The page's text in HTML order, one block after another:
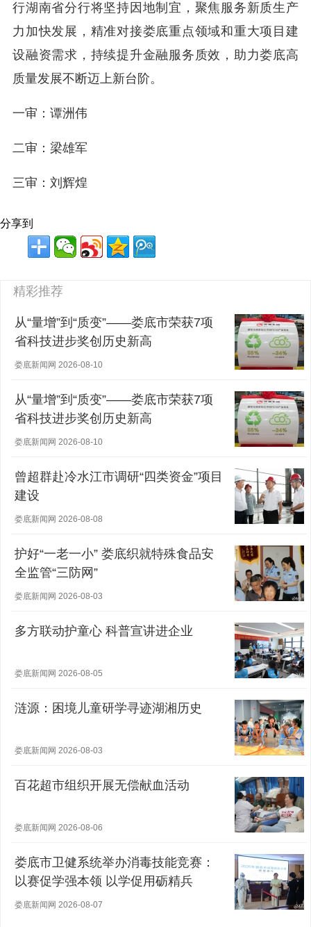
行湖南省分行将坚持因地制宜，聚焦服务新质生产
力加快发展，精准对接娄底重点领域和重大项目建
设融资需求，持续提升金融服务质效，助力娄底高
质量发展不断迈上新台阶。
一审：谭洲伟
二审：梁雄军
三审：刘辉煌
分享到
精彩推荐
从“量增”到“质变”——娄底市荣获7项
省科技进步奖创历史新高
娄底新闻网 2026-08-10
从“量增”到“质变”——娄底市荣获7项
省科技进步奖创历史新高
娄底新闻网 2026-08-10
曾超群赴冷水江市调研“四类资金”项目
建设
娄底新闻网 2026-08-08
护好“一老一小” 娄底织就特殊食品安
全监管“三防网”
娄底新闻网 2026-08-03
多方联动护童心 科普宣讲进企业
娄底新闻网 2026-08-05
涟源：困境儿童研学寻迹湖湘历史
娄底新闻网 2026-08-03
百花超市组织开展无偿献血活动
娄底新闻网 2026-08-06
娄底市卫健系统举办消毒技能竞赛：
以赛促学强本领 以学促用砺精兵
娄底新闻网 2026-08-07